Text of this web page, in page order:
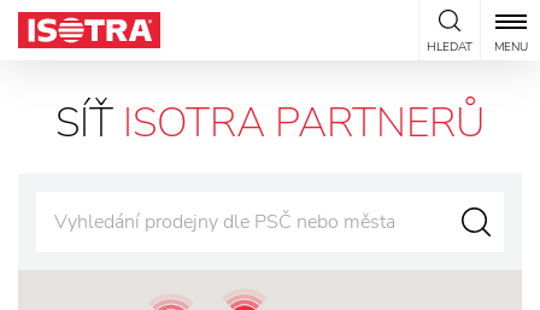
Přeskočit na obsah
HLEDAT MENU
SÍŤ ISOTRA PARTNERŮ